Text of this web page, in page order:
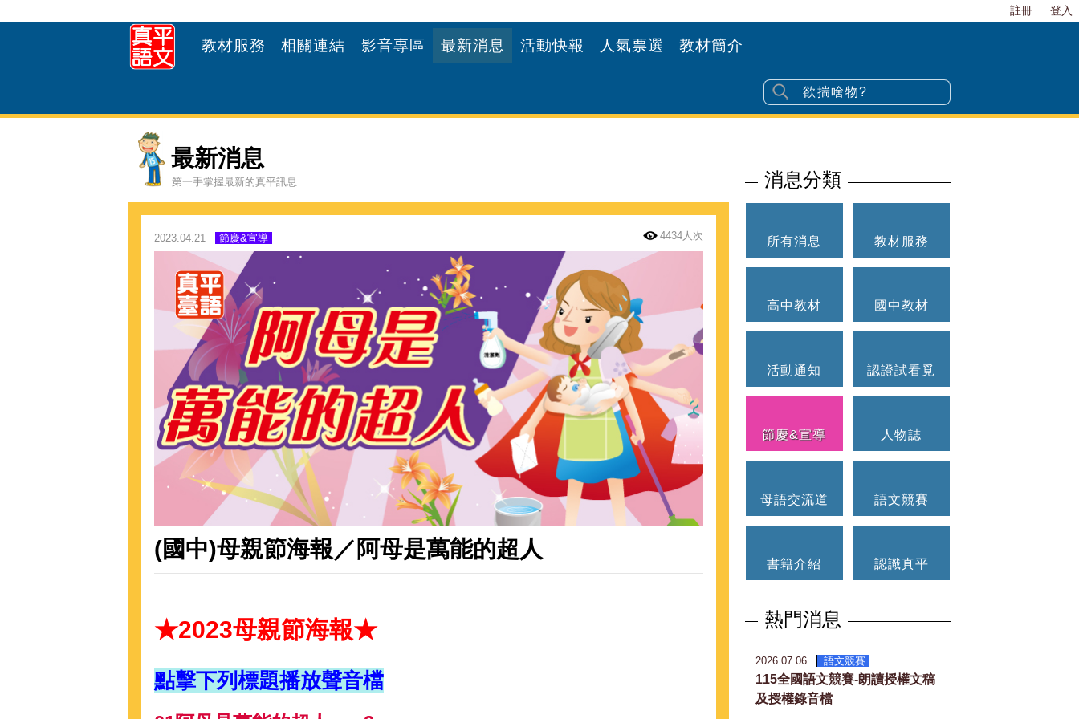
註冊 登入
教材服務 相關連結 影音專區 最新消息 活動快報 人氣票選 教材簡介
最新消息
第一手掌握最新的真平訊息
2023.04.21 節慶&宣導 4434人次
(國中)母親節海報／阿母是萬能的超人
★2023母親節海報★
點擊下列標題播放聲音檔
消息分類
所有消息 教材服務
高中教材 國中教材
活動通知 認證試看覓
節慶&宣導 人物誌
母語交流道 語文競賽
書籍介紹 認識真平
熱門消息
2026.07.06 語文競賽
115全國語文競賽-朗讀授權文稿
及授權錄音檔